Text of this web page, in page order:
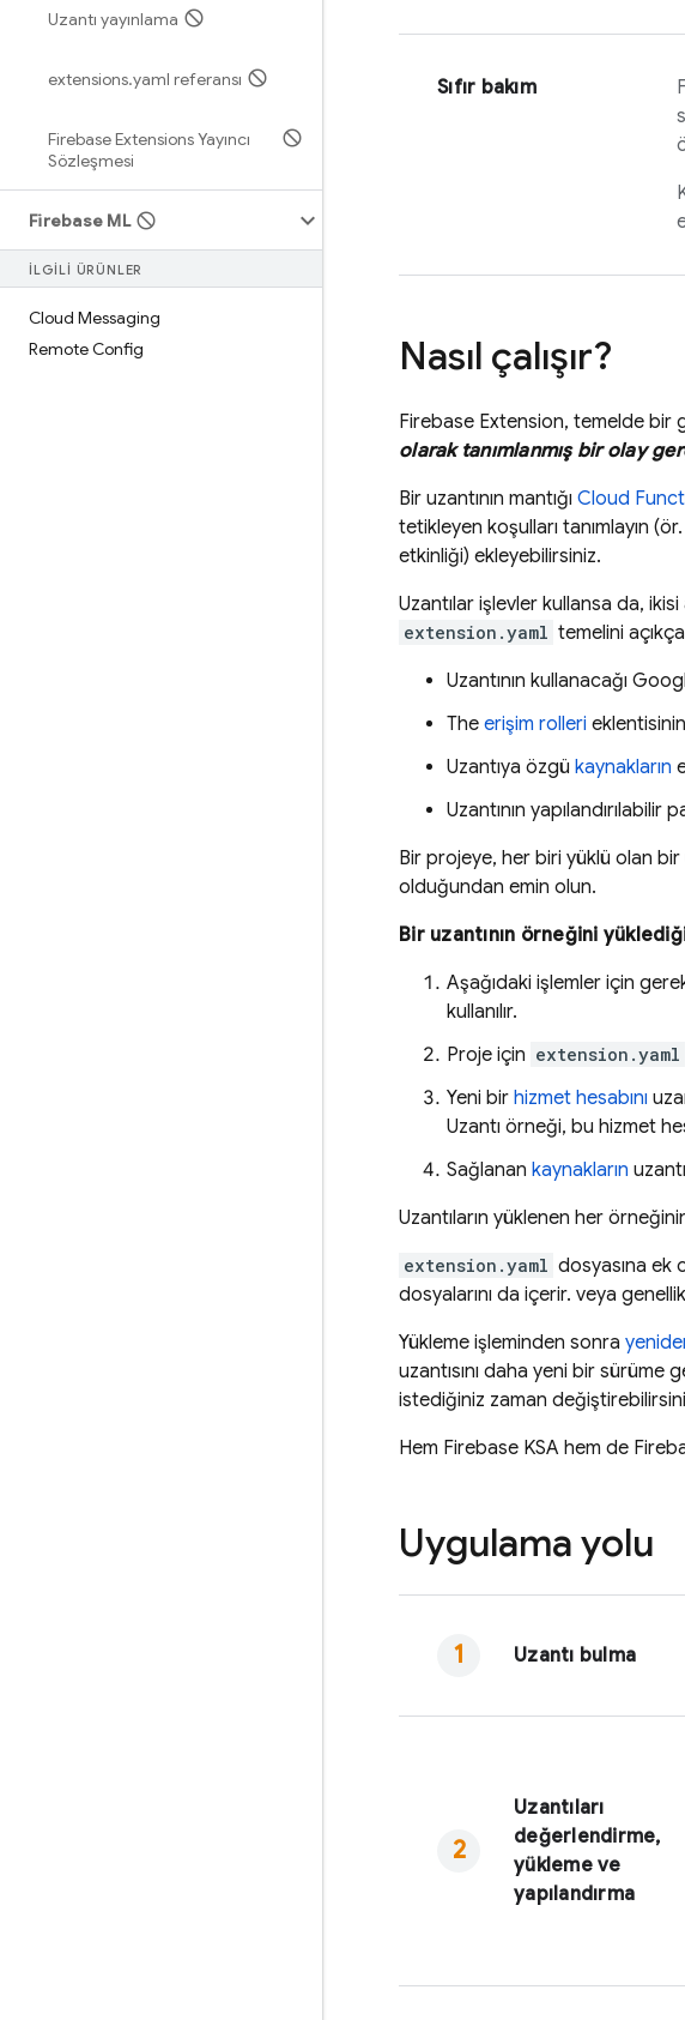
Uzantı yayınlama
extensions.yaml referansı
Firebase Extensions Yayıncı
Sözleşmesi
Firebase ML
İLGİLİ ÜRÜNLER
Cloud Messaging
Remote Config
Sıfır bakım
Nasıl çalışır?
Firebase Extension, temelde bir
olarak tanımlanmış bir olay
Bir uzantının mantığı Cloud
tetikleyen koşulları tanımlayın
etkinliği) ekleyebilirsiniz.
Uzantılar işlevler kullansa da, ikisi
extension.yaml temelini
Uzantının kullanacağı
The erişim rolleri eklentisinin
Uzantıya özgü kaynakların
Uzantının yapılandırılabilir
Bir projeye, her biri yüklü olan bir
olduğundan emin olun.
Bir uzantının örneğini
Aşağıdaki işlemler için
kullanılır.
Proje için extension.yaml
Yeni bir hizmet hesabını
Uzantı örneği, bu hizmet
Sağlanan kaynakların
Uzantıların yüklenen her
extension.yaml dosyasına ek
dosyalarını da içerir. veya
Yükleme işleminden sonra
uzantısını daha yeni bir sürüme
istediğiniz zaman
Hem Firebase KSA hem de
Uygulama yolu
Uzantı bulma
Uzantıları
değerlendirme,
yükleme ve
yapılandırma